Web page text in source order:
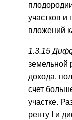
участков и
вложений
1.3.15
земельной
дохода,
счет
участке.
ренту I и